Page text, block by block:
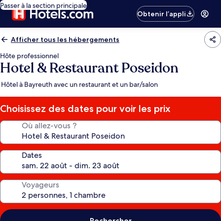
Passer à la section principale
Obtenir l’appli
Afficher tous les hébergements
Hôte professionnel
Hotel & Restaurant Poseidon
Hôtel à Bayreuth avec un restaurant et un bar/salon
Choisissez des dates pour voir les prix
Où allez-vous ?
Dates
Voyageurs